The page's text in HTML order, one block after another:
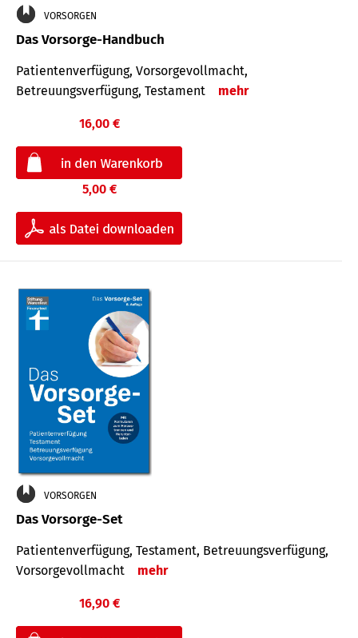
VORSORGEN
Das Vorsorge-Handbuch
Patientenverfügung, Vorsorgevollmacht,
Betreuungsverfügung, Testament
mehr
16,00 €
5,00 €
VORSORGEN
Das Vorsorge-Set
Patienten­ver­fügung, Testa­ment, Be­treuungs­verfü­gung,
Vor­sorge­voll­macht
mehr
16,90 €